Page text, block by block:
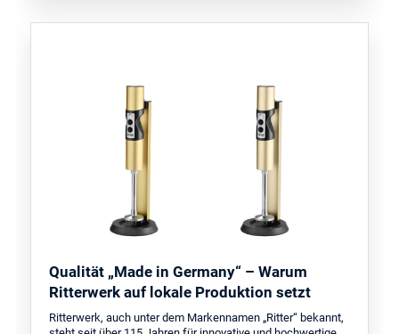
Qualität „Made in Germany“ – Warum
Ritterwerk auf lokale Produktion setzt
Ritterwerk, auch unter dem Markennamen „Ritter“ bekannt,